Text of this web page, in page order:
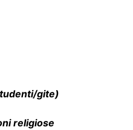
gite)
religiose